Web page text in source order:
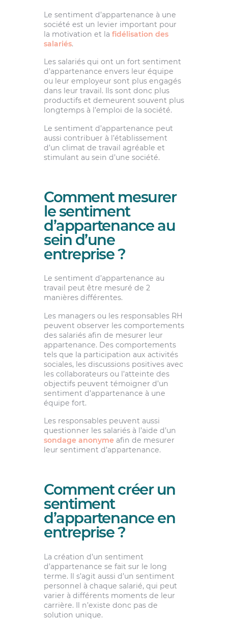
Le sentiment d’appartenance à une
société est un levier important pour
la motivation et la fidélisation des
salariés.
Les salariés qui ont un fort sentiment
d’appartenance envers leur équipe
ou leur employeur sont plus engagés
dans leur travail. Ils sont donc plus
productifs et demeurent souvent plus
longtemps à l’emploi de la société.
Le sentiment d’appartenance peut
aussi contribuer à l’établissement
d’un climat de travail agréable et
stimulant au sein d’une société.
Comment mesurer
le sentiment
d’appartenance au
sein d’une
entreprise ?
Le sentiment d’appartenance au
travail peut être mesuré de 2
manières différentes.
Les managers ou les responsables RH
peuvent observer les comportements
des salariés afin de mesurer leur
appartenance. Des comportements
tels que la participation aux activités
sociales, les discussions positives avec
les collaborateurs ou l’atteinte des
objectifs peuvent témoigner d’un
sentiment d’appartenance à une
équipe fort.
Les responsables peuvent aussi
questionner les salariés à l’aide d’un
sondage anonyme afin de mesurer
leur sentiment d’appartenance.
Comment créer un
sentiment
d’appartenance en
entreprise ?
La création d’un sentiment
d’appartenance se fait sur le long
terme. Il s’agit aussi d’un sentiment
personnel à chaque salarié, qui peut
varier à différents moments de leur
carrière. Il n’existe donc pas de
solution unique.